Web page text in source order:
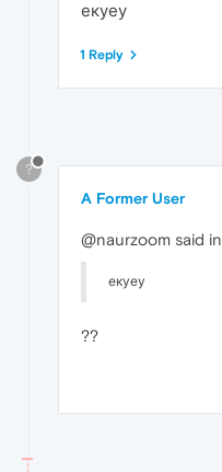
екуеу
1 Reply
?
A Former User
@naurzoom said in
екуеу
??